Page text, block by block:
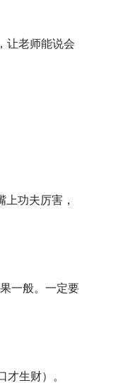
让老师能说会
功夫厉害，
一般。一定要
生财）。